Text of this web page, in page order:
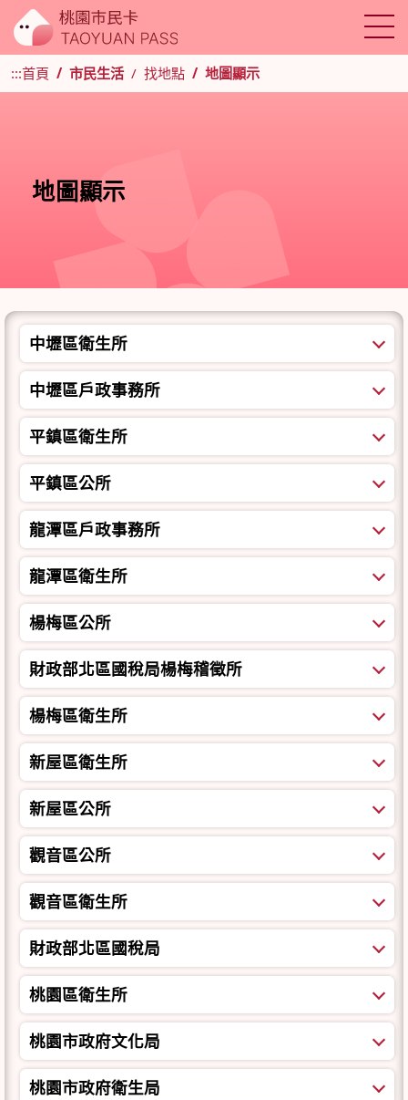
:::首頁 市民生活 找地點 地圖顯示
地圖顯示
中壢區衛生所
中壢區戶政事務所
平鎮區衛生所
平鎮區公所
龍潭區戶政事務所
龍潭區衛生所
楊梅區公所
財政部北區國稅局楊梅稽徵所
楊梅區衛生所
新屋區衛生所
新屋區公所
觀音區公所
觀音區衛生所
財政部北區國稅局
桃園區衛生所
桃園市政府文化局
桃園市政府衛生局